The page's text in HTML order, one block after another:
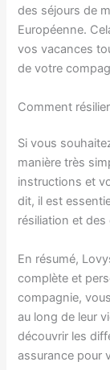
des séjours de
Européenne.
vos vacances
de votre
Comment
Si vous
manière très
instructions et
dit, il est
résiliation et
En résumé,
complète et
compagnie,
au long de leur
découvrir les
assurance pour